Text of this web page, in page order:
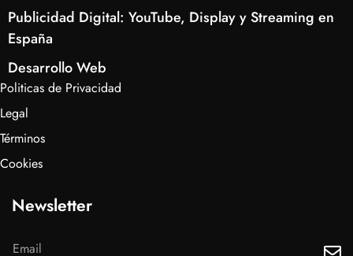
Publicidad Digital: YouTube, Display y Streaming en
España
Desarrollo Web
Politicas de Privacidad
Legal
Términos
Cookies
Newsletter